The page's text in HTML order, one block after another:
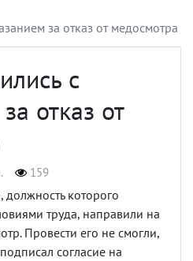
за отказ от медосмотра
с
отказ от
159
должность которого
труда, направили на
Провести его не смогли,
согласие на